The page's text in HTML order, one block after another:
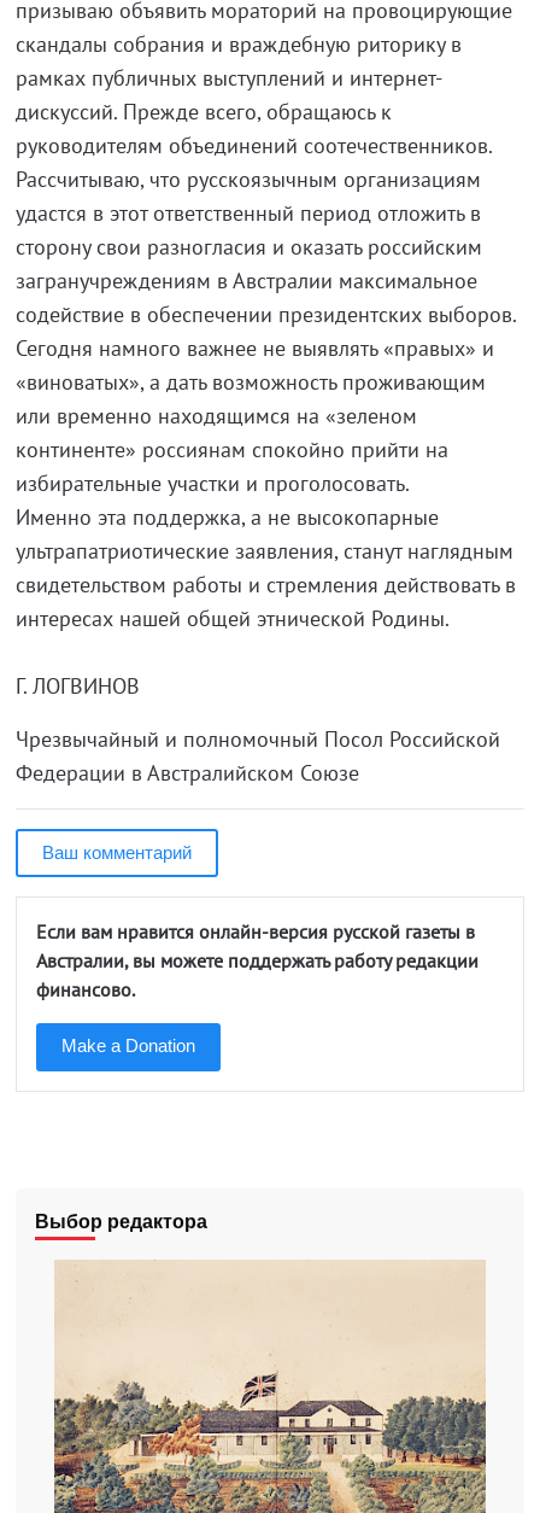
призываю объявить мораторий на провоцирующие
скандалы собрания и враждебную риторику в
рамках публичных выступлений и интернет-
дискуссий. Прежде всего, обращаюсь к
руководителям объединений соотечественников.
Рассчитываю, что русскоязычным организациям
удастся в этот ответственный период отложить в
сторону свои разногласия и оказать российским
загранучреждениям в Австралии максимальное
содействие в обеспечении президентских выборов.
Сегодня намного важнее не выявлять «правых» и
«виноватых», а дать возможность проживающим
или временно находящимся на «зеленом
континенте» россиянам спокойно прийти на
избирательные участки и проголосовать.
Именно эта поддержка, а не высокопарные
ультрапатриотические заявления, станут наглядным
свидетельством работы и стремления действовать в
интересах нашей общей этнической Родины.
Г. ЛОГВИНОВ
Чрезвычайный и полномочный Посол Российской
Федерации в Австралийском Союзе
Ваш комментарий
Если вам нравится онлайн-версия русской газеты в
Австралии, вы можете поддержать работу редакции
финансово.
Make a Donation
Выбор редактора